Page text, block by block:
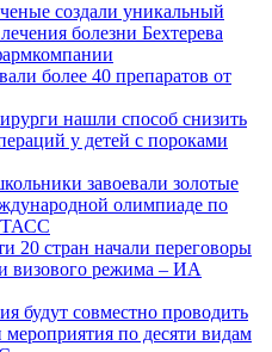
создали уникальный
болезни Бехтерева
более 40 препаратов от
нашли способ снизить
у детей с пороками
завоевали золотые
олимпиаде по
ТАСС
20 стран начали переговоры
визового режима – ИА
будут совместно проводить
мероприятия по десяти видам